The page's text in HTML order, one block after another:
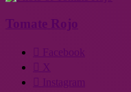
Tomate Rojo
Facebook
X
Instagram